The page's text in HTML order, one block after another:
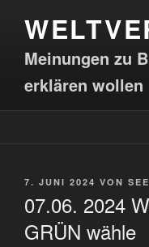
Meinungen zu
erklären wollen
7. JUNI 2024 VON
07.06. 2024
GRÜN wähle